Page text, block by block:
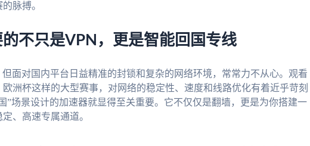
脉搏。
不只是VPN，更是智能回国专线
面对国内平台日益精准的封锁和复杂的网络环境，常常力不从心。观看
洲杯这样的大型赛事，对网络的稳定性、速度和线路优化有着近乎苛刻
”场景设计的加速器就显得至关重要。它不仅仅是翻墙，更是为你搭建一
、高速专属通道。